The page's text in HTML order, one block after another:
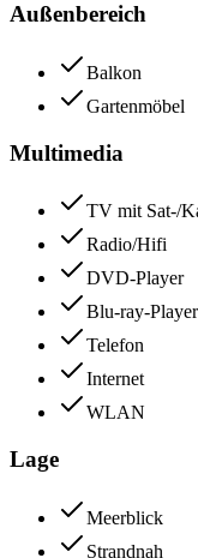
Außenbereich
Balkon
Gartenmöbel
Multimedia
TV mit Sat-/
Radio/Hifi
DVD-Player
Blu-ray-Player
Telefon
Internet
WLAN
Lage
Meerblick
Strandnah